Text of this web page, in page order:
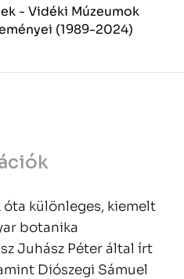
- Vidéki Múzeumok
(1989-2024)
óta különleges, kiemelt
botanika
Juhász Péter által írt
Diószegi Sámuel